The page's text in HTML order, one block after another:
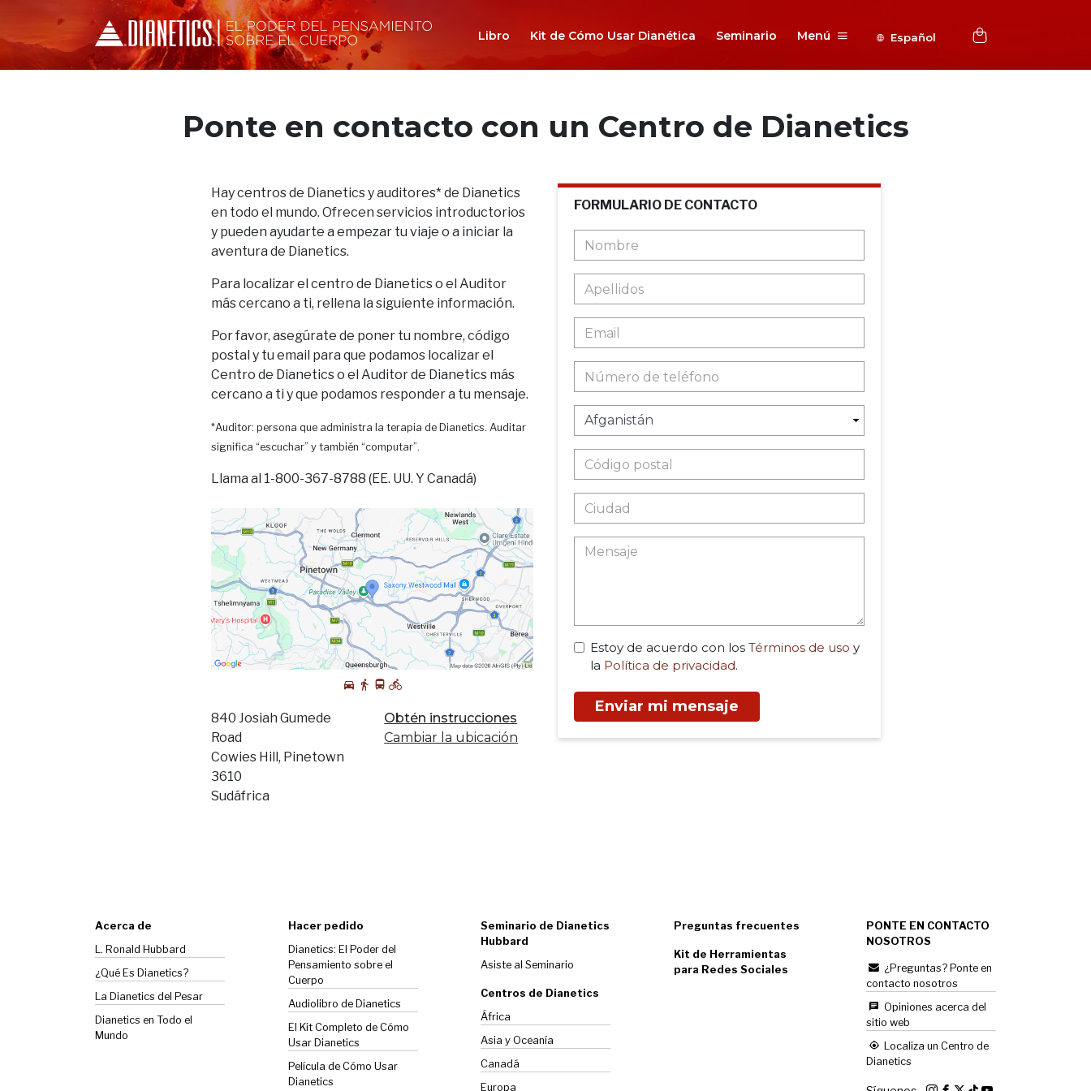
Libro Kit de Cómo Usar Dianética Seminario Menú Español
Ponte en contacto con un Centro de Dianetics
Hay centros de Dianetics y auditores* de Dianetics
en todo el mundo. Ofrecen servicios introductorios
y pueden ayudarte a empezar tu viaje o a iniciar la
aventura de Dianetics.
Para localizar el centro de Dianetics o el Auditor
más cercano a ti, rellena la siguiente información.
Por favor, asegúrate de poner tu nombre, código
postal y tu email para que podamos localizar el
Centro de Dianetics o el Auditor de Dianetics más
cercano a ti y que podamos responder a tu mensaje.
*Auditor: persona que administra la terapia de Dianetics. Auditar
significa “escuchar” y también “computar”.
Llama al 1-800-367-8788 (EE. UU. Y Canadá)
840 Josiah Gumede
Road
Cowies Hill, Pinetown
3610
Sudáfrica
Obtén instrucciones
Cambiar la ubicación
FORMULARIO DE CONTACTO
Estoy de acuerdo con los Términos de uso y
la Política de privacidad.
Enviar mi mensaje
Acerca de
L. Ronald Hubbard
¿Qué Es Dianetics?
La Dianetics del Pesar
Dianetics en Todo el
Mundo
Hacer pedido
Dianetics: El Poder del
Pensamiento sobre el
Cuerpo
Audiolibro de Dianetics
El Kit Completo de Cómo
Usar Dianetics
Película de Cómo Usar
Dianetics
Seminario de Dianetics
Hubbard
Asiste al Seminario
Centros de Dianetics
África
Asia y Oceanía
Canadá
Europa
Preguntas frecuentes
Kit de Herramientas
para Redes Sociales
PONTE EN CONTACTO
NOSOTROS
¿Preguntas? Ponte en
contacto nosotros
Opiniones acerca del
sitio web
Localiza un Centro de
Dianetics